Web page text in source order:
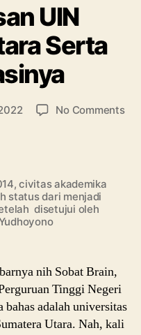
UIN
Serta
No Commentson
civitas akademika
status dari menjadi
disetujui oleh
nih Sobat Brain,
Tinggi Negeri
adalah universitas
Utara. Nah, kali